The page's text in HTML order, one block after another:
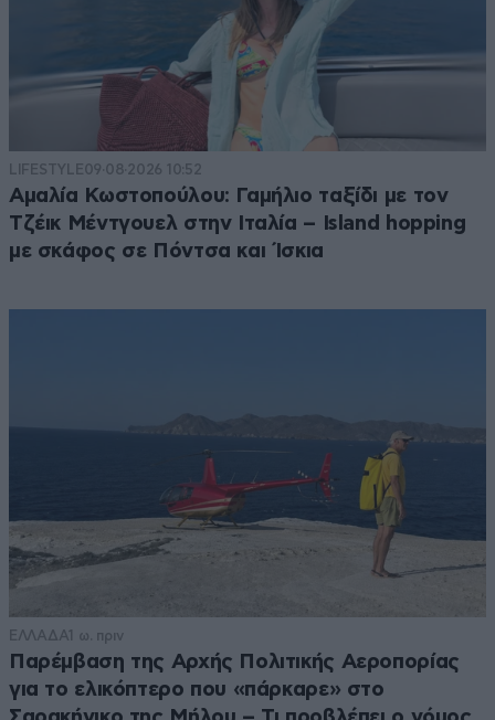
LIFESTYLE09·08·2026 10:52
Αμαλία Κωστοπούλου: Γαμήλιο ταξίδι με τον
Τζέικ Μέντγουελ στην Ιταλία – Island hopping
με σκάφος σε Πόντσα και Ίσκια
ΕΛΛΑΔΑ1 ω. πριν
Παρέμβαση της Αρχής Πολιτικής Αεροπορίας
για το ελικόπτερο που «πάρκαρε» στο